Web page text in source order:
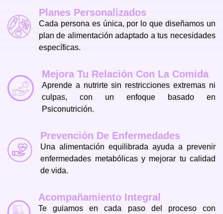
Planes Personalizados
Cada persona es única, por lo que diseñamos un
plan de alimentación adaptado a tus necesidades
específicas.
Mejora Tu Relación Con La Comida
Aprende a nutrirte sin restricciones extremas ni
culpas, con un enfoque basado en
Psiconutrición.
Prevención De Enfermedades
Una alimentación equilibrada ayuda a prevenir
enfermedades metabólicas y mejorar tu calidad
de vida.
Acompañamiento Integral
Te guiamos en cada paso del proceso con